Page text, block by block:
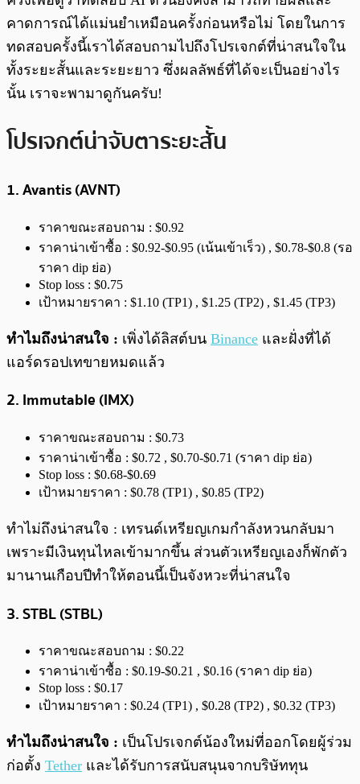
คาดการณ์ได้แม่นยำเหมือนครั้งก่อนหรือไม่ โดยในการ
ทดสอบครั้งนี้เราได้สอบถามไปถึงโปรเจกต์ที่น่าสนใจใน
ทั้งระยะสั้นและระยะยาว ซึ่งผลลัพธ์ที่ได้จะเป็นอย่างไร
นั้น เราจะพามาดูกันครับ!
โปรเจกต์น่าจับตาระยะสั้น
1. Avantis (AVNT)
ราคาขณะสอบถาม : $0.92
ราคาน่าเข้าซื้อ : $0.92-$0.95 (เน้นเข้าเร็ว) , $0.78-$0.8 (รอ
ราคา dip ย่อ)
Stop loss : $0.75
เป้าหมายราคา : $1.10 (TP1) , $1.25 (TP2) , $1.45 (TP3)
ทำไมถึงน่าสนใจ : เพิ่งได้ลิสต์บน Binance และฝั่งที่ได้
แอร์ดรอปเทขายหมดแล้ว
2. Immutable (IMX)
ราคาขณะสอบถาม : $0.73
ราคาน่าเข้าซื้อ : $0.72 , $0.70-$0.71 (ราคา dip ย่อ)
Stop loss : $0.68-$0.69
เป้าหมายราคา : $0.78 (TP1) , $0.85 (TP2)
ทำไม่ถึงน่าสนใจ : เทรนด์เหรียญเกมกำลังหวนกลับมา
เพราะมีเงินทุนไหลเข้ามากขึ้น ส่วนตัวเหรียญเองก็พักตัว
มานานเกือบปีทำให้ตอนนี้เป็นจังหวะที่น่าสนใจ
3. STBL (STBL)
ราคาขณะสอบถาม : $0.22
ราคาน่าเข้าซื้อ : $0.19-$0.21 , $0.16 (ราคา dip ย่อ)
Stop loss : $0.17
เป้าหมายราคา : $0.24 (TP1) , $0.28 (TP2) , $0.32 (TP3)
ทำไมถึงน่าสนใจ : เป็นโปรเจกต์น้องใหม่ที่ออกโดยผู้ร่วม
ก่อตั้ง Tether และได้รับการสนับสนุนจากบริษัททุน